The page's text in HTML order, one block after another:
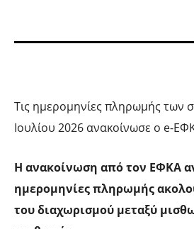
Τις ημερομηνίες πληρωμής των
Ιουλίου 2026 ανακοίνωσε ο e-
Η ανακοίνωση από τον ΕΦΚΑ
ημερομηνίες πληρωμής
του διαχωρισμού μεταξύ